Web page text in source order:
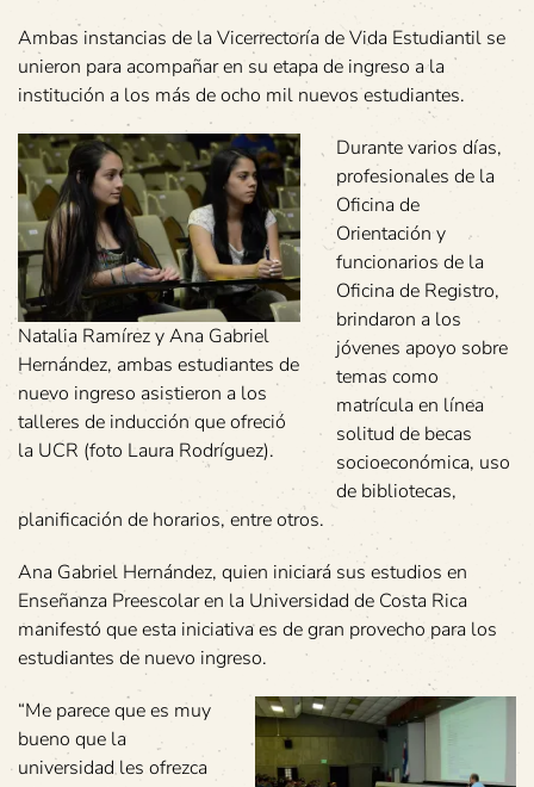
Ambas instancias de la Vicerrectoría de Vida Estudiantil se
unieron para acompañar en su etapa de ingreso a la
institución a los más de ocho mil nuevos estudiantes.
Natalia Ramírez y Ana Gabriel
Hernández, ambas estudiantes de
nuevo ingreso asistieron a los
talleres de inducción que ofreció
la UCR (foto Laura Rodríguez).
Durante varios días,
profesionales de la
Oficina de
Orientación y
funcionarios de la
Oficina de Registro,
brindaron a los
jóvenes apoyo sobre
temas como
matrícula en línea
solitud de becas
socioeconómica, uso
de bibliotecas,
planificación de horarios, entre otros.
Ana Gabriel Hernández, quien iniciará sus estudios en
Enseñanza Preescolar en la Universidad de Costa Rica
manifestó que esta iniciativa es de gran provecho para los
estudiantes de nuevo ingreso.
“Me parece que es muy
bueno que la
universidad les ofrezca